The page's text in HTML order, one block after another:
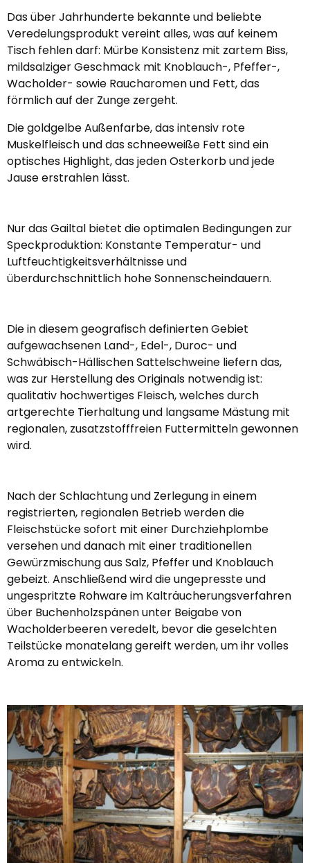
Das über Jahrhunderte bekannte und beliebte
Veredelungsprodukt vereint alles, was auf keinem
Tisch fehlen darf: Mürbe Konsistenz mit zartem Biss,
mildsalziger Geschmack mit Knoblauch-, Pfeffer-,
Wacholder- sowie Raucharomen und Fett, das
förmlich auf der Zunge zergeht.
Die goldgelbe Außenfarbe, das intensiv rote
Muskelfleisch und das schneeweiße Fett sind ein
optisches Highlight, das jeden Osterkorb und jede
Jause erstrahlen lässt.
Nur das Gailtal bietet die optimalen Bedingungen zur
Speckproduktion: Konstante Temperatur- und
Luftfeuchtigkeitsverhältnisse und
überdurchschnittlich hohe Sonnenscheindauern.
Die in diesem geografisch definierten Gebiet
aufgewachsenen Land-, Edel-, Duroc- und
Schwäbisch-Hällischen Sattelschweine liefern das,
was zur Herstellung des Originals notwendig ist:
qualitativ hochwertiges Fleisch, welches durch
artgerechte Tierhaltung und langsame Mästung mit
regionalen, zusatzstofffreien Futtermitteln gewonnen
wird.
Nach der Schlachtung und Zerlegung in einem
registrierten, regionalen Betrieb werden die
Fleischstücke sofort mit einer Durchziehplombe
versehen und danach mit einer traditionellen
Gewürzmischung aus Salz, Pfeffer und Knoblauch
gebeizt. Anschließend wird die ungepresste und
ungespritzte Rohware im Kalträucherungsverfahren
über Buchenholzspänen unter Beigabe von
Wacholderbeeren veredelt, bevor die geselchten
Teilstücke monatelang gereift werden, um ihr volles
Aroma zu entwickeln.